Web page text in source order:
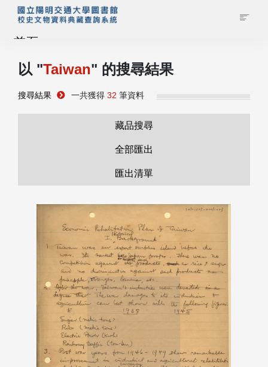
首頁
藏品查詢
管理者登入
以 "Taiwan" 的搜尋結果
搜尋結果 一共獲得 32 筆資料
藏品搜尋
全部匯出
匯出清單